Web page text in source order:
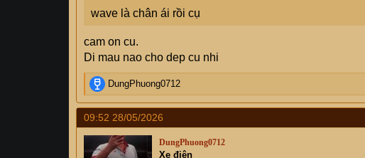
wave là chân ái rồi cụ
cam on cu.
Di mau nao cho dep cu nhi
R
e
a
c
t
i
DungPhuong0712
09:52 28/05/2026
DungPhuong0712
Xe điện